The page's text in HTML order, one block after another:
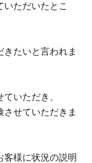
ただいたとこ
きたいと言われま
いただき、
せていただきま
客様に状況の説明